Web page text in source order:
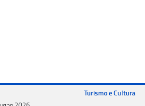
Turismo e Cultura